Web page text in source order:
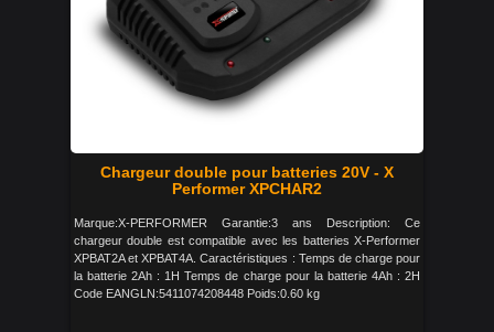
Chargeur double pour batteries 20V - X
Performer XPCHAR2
Marque:X-PERFORMER Garantie:3 ans Description: Ce
chargeur double est compatible avec les batteries X-Performer
XPBAT2A et XPBAT4A. Caractéristiques : Temps de charge pour
la batterie 2Ah : 1H Temps de charge pour la batterie 4Ah : 2H
Code EANGLN:5411074208448 Poids:0.60 kg